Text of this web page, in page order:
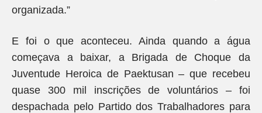
organizada.”
E foi o que aconteceu. Ainda quando a água
começava a baixar, a Brigada de Choque da
Juventude Heroica de Paektusan – que recebeu
quase 300 mil inscrições de voluntários – foi
despachada pelo Partido dos Trabalhadores para